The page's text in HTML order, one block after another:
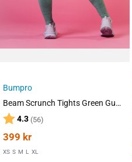
Bumpro
Beam Scrunch Tights Green Gumdrop Marl
Karakter:
4.3 (56)
399 kr
XS S M L XL